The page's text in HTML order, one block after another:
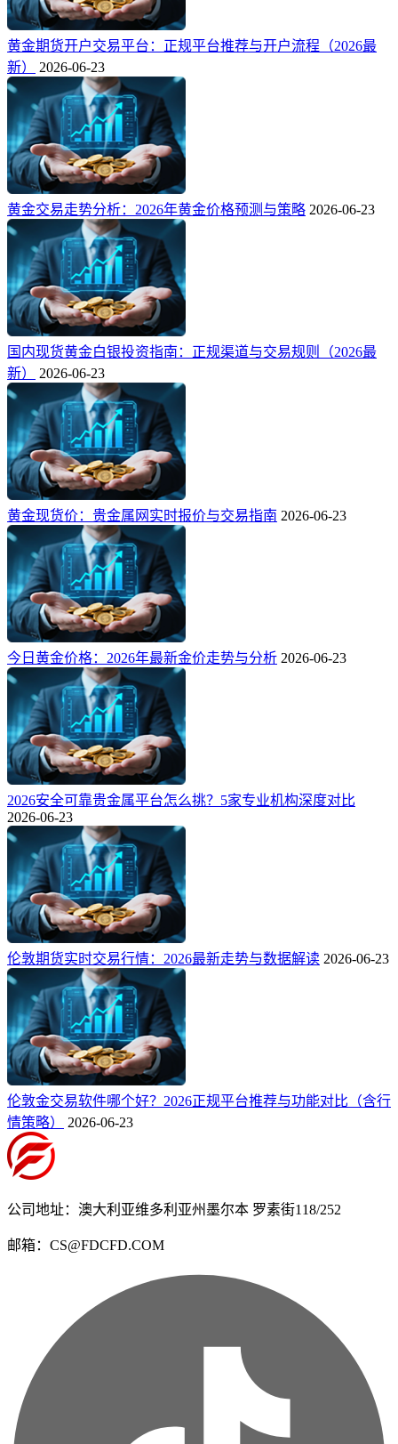
黄金期货开户交易平台：正规平台推荐与开户流程（2026最
新）
2026-06-23
黄金交易走势分析：2026年黄金价格预测与策略 2026-06-23
国内现货黄金白银投资指南：正规渠道与交易规则（2026最
新）
2026-06-23
黄金现货价：贵金属网实时报价与交易指南 2026-06-23
今日黄金价格：2026年最新金价走势与分析 2026-06-23
2026安全可靠贵金属平台怎么挑？5家专业机构深度对比
2026-06-23
伦敦期货实时交易行情：2026最新走势与数据解读 2026-06-23
伦敦金交易软件哪个好？2026正规平台推荐与功能对比（含行
情策略）
2026-06-23
公司地址：澳大利亚维多利亚州墨尔本 罗素街118/252
邮箱：CS@FDCFD.COM